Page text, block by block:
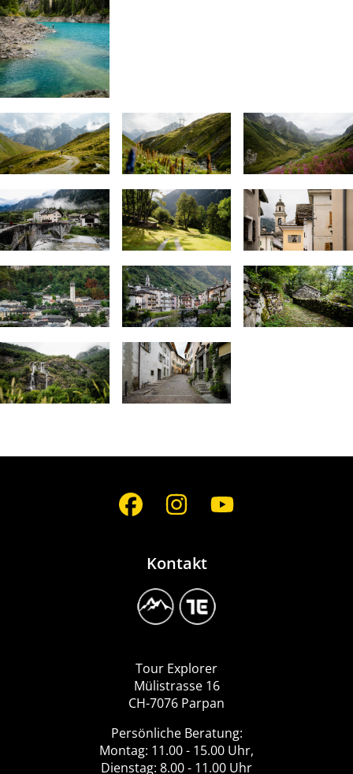
Social
Media
Kontakt
Image
ExplorerTour Explorer
Mülistrasse 16
CH-7076 Parpan
Persönliche Beratung:
Montag: 11.00 - 15.00 Uhr,
Dienstag: 8.00 - 11.00 Uhr